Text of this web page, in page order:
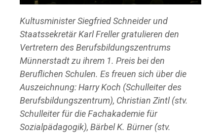
Kultusminister Siegfried Schneider und
Staatssekretär Karl Freller gratulieren den
Vertretern des Berufsbildungszentrums
Münnerstadt zu ihrem 1. Preis bei den
Beruflichen Schulen. Es freuen sich über die
Auszeichnung: Harry Koch (Schulleiter des
Berufsbildungszentrum), Christian Zintl (stv.
Schulleiter für die Fachakademie für
Sozialpädagogik), Bärbel K. Bürner (stv.